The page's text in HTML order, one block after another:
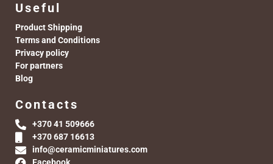
Useful
Product Shipping
Terms and Conditions
Privacy policy
For partners
Blog
Contacts
+370 41 509666
+370 687 16613
info@ceramicminiatures.com